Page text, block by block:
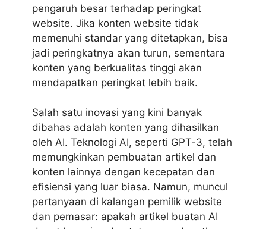
pengaruh besar terhadap peringkat
website. Jika konten website tidak
memenuhi standar yang ditetapkan, bisa
jadi peringkatnya akan turun, sementara
konten yang berkualitas tinggi akan
mendapatkan peringkat lebih baik.
Salah satu inovasi yang kini banyak
dibahas adalah konten yang dihasilkan
oleh AI. Teknologi AI, seperti GPT-3, telah
memungkinkan pembuatan artikel dan
konten lainnya dengan kecepatan dan
efisiensi yang luar biasa. Namun, muncul
pertanyaan di kalangan pemilik website
dan pemasar: apakah artikel buatan AI